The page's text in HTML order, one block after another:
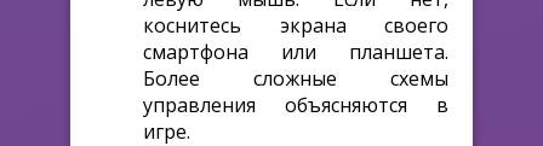
коснитесь экрана своего
смартфона или планшета.
Более сложные схемы
управления объясняются в
игре.